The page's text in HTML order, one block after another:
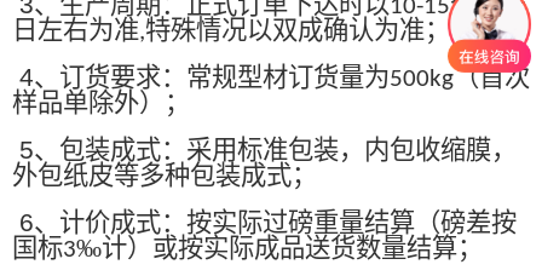
10-15
日左右为准,特殊情况以双成确认为准；
4、订货要求：常规型材订货量为500kg（首次
样品单除外）；
5、包装成式：采用标准包装，内包收缩膜，
外包纸皮等多种包装成式；
6、计价成式：按实际过磅重量结算（磅差按
国标3‰计）或按实际成品送货数量结算；